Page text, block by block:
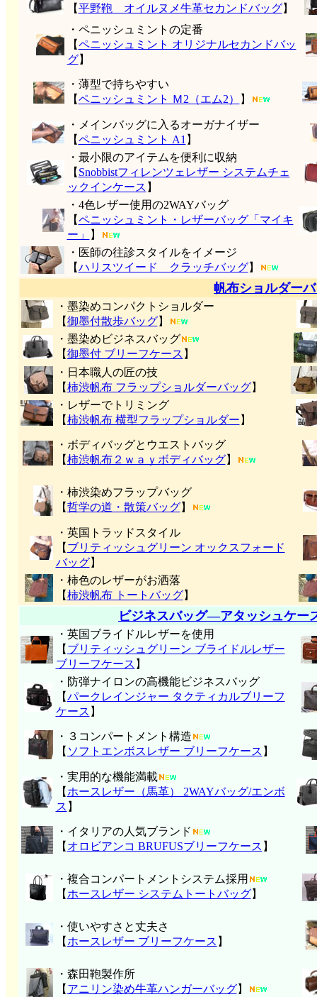
【平野鞄 オイルヌメ牛革セカンドバッグ】
・ペニッシュミントの定番
【ペニッシュミント オリジナルセカンドバッ
グ】
・薄型で持ちやすい
【ペニッシュミント Ｍ2（エム2） 】
・メインバッグに入るオーガナイザー
【ペニッシュミント A1 】
・最小限のアイテムを便利に収納
【 Snobbistフィレンツェレザー システムチェ
ックインケース 】
・4色レザー使用の2WAYバッグ
【ペニッシュミント・レザーバッグ「マイキ
ー」
】
・医師の往診スタイルをイメージ
【ハリスツイード クラッチバッグ】
帆布ショルダー
・墨染めコンパクトショルダー
【御墨付散歩バッグ】
・墨染めビジネスバッグ
【御墨付 ブリーフケース 】
・日本職人の匠の技
【柿渋帆布 フラップショルダーバッグ】
・レザーでトリミング
【柿渋帆布 横型フラップショルダー 】
・ボディバッグとウエストバッグ
【柿渋帆布２ｗａｙボディバッグ】
・柿渋染めフラップバッグ
【哲学の道・散策バッグ】
・英国トラッドスタイル
【 ブリティッシュグリーン オックスフォード
バッグ】
・柿色のレザーがお洒落
【柿渋帆布 トートバッグ】
ビジネスバッグ―アタッシュケー
・英国ブライドルレザーを使用
【 ブリティッシュグリーン ブライドルレザー
ブリーフケース 】
・防弾ナイロンの高機能ビジネスバッグ
【パークレインジャー タクティカルブリーフ
ケース 】
・３コンパートメント構造
【 ソフトエンボスレザー ブリーフケース 】
・実用的な機能満載
【 ホースレザー（馬革） 2WAYバッグ/エンボ
ス 】
・イタリアの人気ブランド
【 オロビアンコ BRUFUSブリーフケース 】
・複合コンパートメントシステム採用
【 ホースレザー システムトートバッグ】
・使いやすさと丈夫さ
【 ホースレザー ブリーフケース 】
・森田鞄製作所
【 アニリン染め牛革ハンガーバッグ】